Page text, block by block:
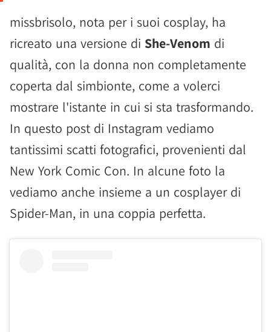
missbrisolo, nota per i suoi cosplay, ha
ricreato una versione di She-Venom di
qualità, con la donna non completamente
coperta dal simbionte, come a volerci
mostrare l'istante in cui si sta trasformando.
In questo post di Instagram vediamo
tantissimi scatti fotografici, provenienti dal
New York Comic Con. In alcune foto la
vediamo anche insieme a un cosplayer di
Spider-Man, in una coppia perfetta.